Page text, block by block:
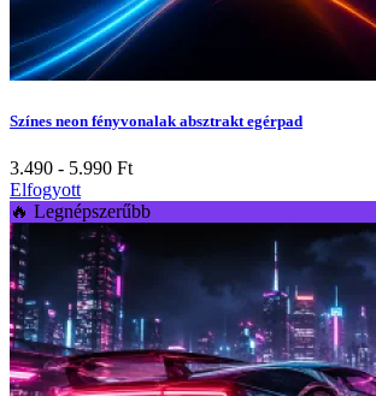
Színes neon fényvonalak absztrakt egérpad
3.490 - 5.990 Ft
Elfogyott
🔥 Legnépszerűbb